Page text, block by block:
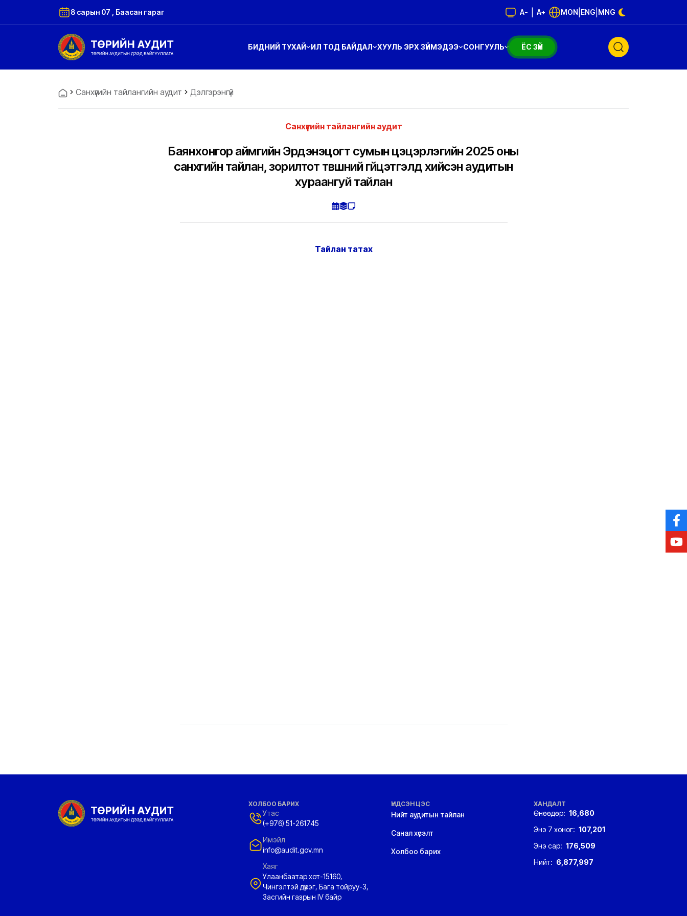
8 сарын 07 , Баасан гараг A- A+ MON ENG MNG
БИДНИЙ ТУХАЙ ИЛ ТОД БАЙДАЛ ХУУЛЬ ЭРХ ЗҮЙМЭДЭЭ СОНГУУЛЬ ЁС ЗҮЙ
Санхүүгийн тайлангийн аудит Дэлгэрэнгүй
Санхүүгийн тайлангийн аудит
Баянхонгор аймгийн Эрдэнэцогт сумын цэцэрлэгийн 2025 оны
санхүүгийн тайлан, зорилтот түвшний гүйцэтгэлд хийсэн аудитын
хураангуй тайлан
Тайлан татах
ХОЛБОО БАРИХ
Утас
(+976) 51-261745
Имэйл
info@audit.gov.mn
Хаяг
Улаанбаатар хот-15160,
Чингэлтэй дүүрэг, Бага тойруу-3,
Засгийн газрын IV байр
ҮНДСЭН ЦЭС
Нийт аудитын тайлан
Санал хүсэлт
Холбоо барих
ХАНДАЛТ
Өнөөдөр: 16,680
Энэ 7 хоног: 107,201
Энэ сар: 176,509
Нийт: 6,877,997